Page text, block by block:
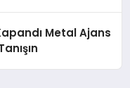
Metal Ajans